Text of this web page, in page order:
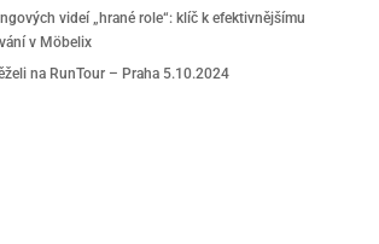
videí „hrané role“: klíč k efektivnějšímu
v Möbelix
na RunTour – Praha 5.10.2024